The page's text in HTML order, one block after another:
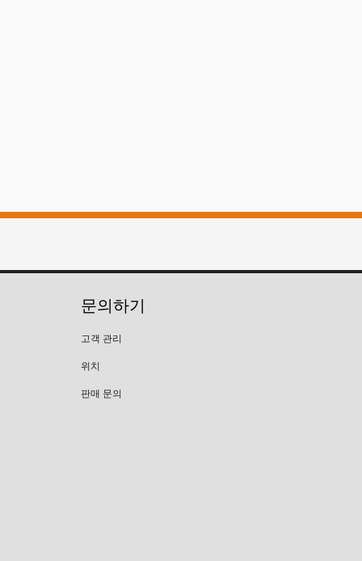
문의하기
고객 관리
위치
판매 문의